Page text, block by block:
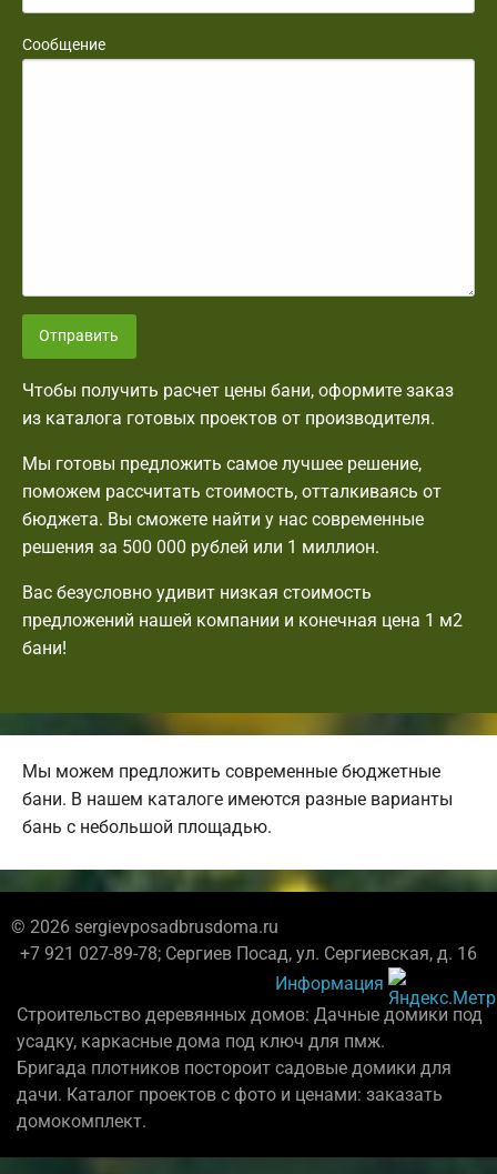
Сообщение
Отправить
Чтобы получить расчет цены бани, оформите заказ
из каталога готовых проектов от производителя.
Мы готовы предложить самое лучшее решение,
поможем рассчитать стоимость, отталкиваясь от
бюджета. Вы сможете найти у нас современные
решения за 500 000 рублей или 1 миллион.
Вас безусловно удивит низкая стоимость
предложений нашей компании и конечная цена 1 м2
бани!
Мы можем предложить современные бюджетные
бани. В нашем каталоге имеются разные варианты
бань с небольшой площадью.
© 2026 sergievposadbrusdoma.ru
+7 921 027-89-78; Сергиев Посад, ул. Сергиевская, д. 16
Информация
Строительство деревянных домов: Дачные домики под
усадку, каркасные дома под ключ для пмж.
Бригада плотников постороит садовые домики для
дачи. Каталог проектов с фото и ценами: заказать
домокомплект.